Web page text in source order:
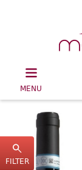
MENU
FILTER